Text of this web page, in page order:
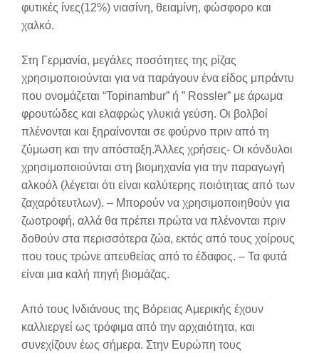
φυτικές ίνες(12%) νιασίνη, θειαμίνη, φώσφορο και
χαλκό.
Στη Γερμανία, μεγάλες ποσότητες της ρίζας
χρησιμοποιούνται για να παράγουν ένα είδος μπράντυ
που ονομάζεται “Topinambur” ή ” Rossler” με άρωμα
φρουτώδες και ελαφρώς γλυκιά γεύση. Οι βολβοί
πλένονται και ξηραίνονται σε φούρνο πριν από τη
ζύμωση και την απόσταξη.Άλλες χρήσεις- Οι κόνδυλοι
χρησιμοποιούνται στη βιομηχανία για την παραγωγή
αλκοόλ (λέγεται ότι είναι καλύτερης ποιότητας από των
ζαχαρότευτλων). – Μπορούν να χρησιμοποιηθούν για
ζωοτροφή, αλλά θα πρέπει πρώτα να πλένονται πριν
δοθούν στα περισσότερα ζώα, εκτός από τους χοίρους
που τους τρώνε απευθείας από το έδαφος. – Τα φυτά
είναι μια καλή πηγή βιομάζας.
Από τους Ινδιάνους της Βόρειας Αμερικής έχουν
καλλιεργεί ως τρόφιμα από την αρχαιότητα, και
συνεχίζουν έως σήμερα. Στην Ευρώπη τους